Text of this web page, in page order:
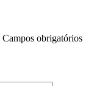
Campos obrigatórios